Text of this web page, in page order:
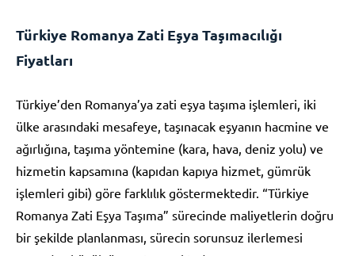
Türkiye Romanya Zati Eşya Taşımacılığı
Fiyatları
Türkiye’den Romanya’ya zati eşya taşıma işlemleri, iki
ülke arasındaki mesafeye, taşınacak eşyanın hacmine ve
ağırlığına, taşıma yöntemine (kara, hava, deniz yolu) ve
hizmetin kapsamına (kapıdan kapıya hizmet, gümrük
işlemleri gibi) göre farklılık göstermektedir. “Türkiye
Romanya Zati Eşya Taşıma” sürecinde maliyetlerin doğru
bir şekilde planlanması, sürecin sorunsuz ilerlemesi